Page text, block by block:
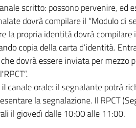
scritto: possono pervenire, ed
dovrà compilare il “Modulo di
la propria identità dovrà compilare
copia della carta d’identità.
dovrà essere inviata per mezzo
canale orale: il segnalante potrà
la segnalazione. Il RPCT
il giovedì dalle 10:00 alle 11:00.